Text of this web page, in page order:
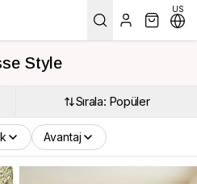
US
Style
Sırala: Popüler
Avantaj